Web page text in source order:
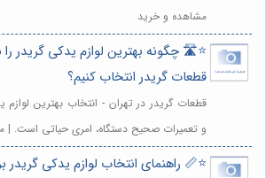
مشاهده و خرید
⭐️🛣️ چگونه بهترین لوازم یدکی گریدر را
قطعات گریدر انتخاب کنیم؟
قطعات گریدر در تهران - انتخاب بهترین لوازم
و تعمیرات صحیح دستگاه، امری حیاتی است. |
⭐️📏 راهنمای انتخاب لوازم یدکی گریدر